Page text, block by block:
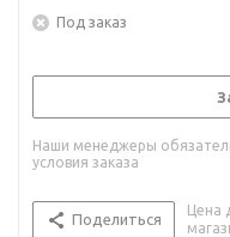
Под заказ
Наши менеджеры
условия заказа
Поделиться
Цена